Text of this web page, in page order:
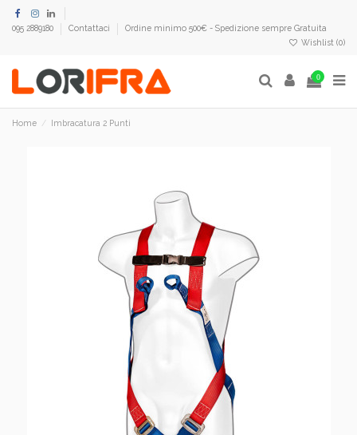
095 2889180 Contattaci
Ordine minimo 500€ - Spedizione sempre Gratuita
Wishlist (0)
0
Home Imbracatura 2 Punti